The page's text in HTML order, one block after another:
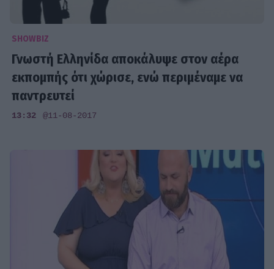
SHOWBIZ
Γνωστή Ελληνίδα αποκάλυψε στον αέρα
εκπομπής ότι χώρισε, ενώ περιμέναμε να
παντρευτεί
13:32 @11-08-2017